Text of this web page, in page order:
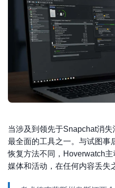
当涉及到领先于Snapchat消失
最全面的工具之一。与试图事
恢复方法不同，Hoverwatch
媒体和活动，在任何内容丢失